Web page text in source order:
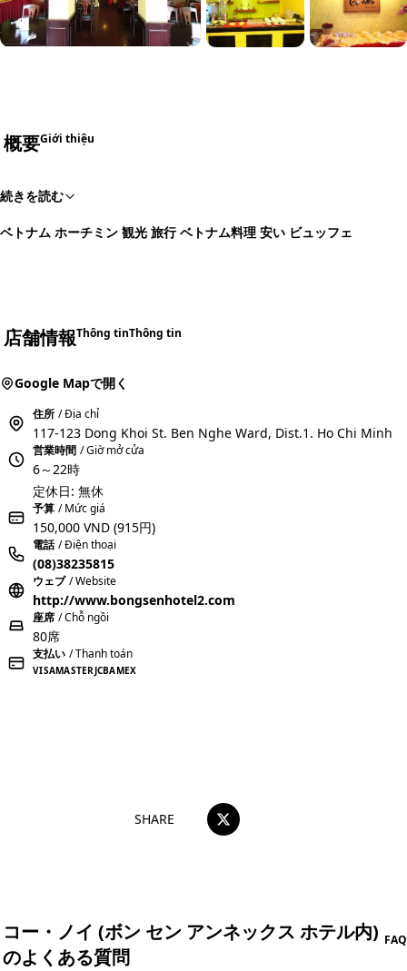
概要Giới thiệu
続きを読む
ベトナム ホーチミン 観光 旅行 ベトナム料理 安い ビュッフェ
店舗情報Thông tinThông tin
Google Mapで開く
住所 / Địa chỉ
117-123 Dong Khoi St. Ben Nghe Ward, Dist.1. Ho Chi Minh
営業時間 / Giờ mở cửa
6～22時
定休日: 無休
予算 / Mức giá
150,000 VND (915円)
電話 / Điện thoại
(08)38235815
ウェブ / Website
http://www.bongsenhotel2.com
座席 / Chỗ ngồi
80席
支払い / Thanh toán
VISAMASTERJCBAMEX
SHARE
コー・ノイ (ボン セン アンネックス ホテル内)
のよくある質問
FAQ